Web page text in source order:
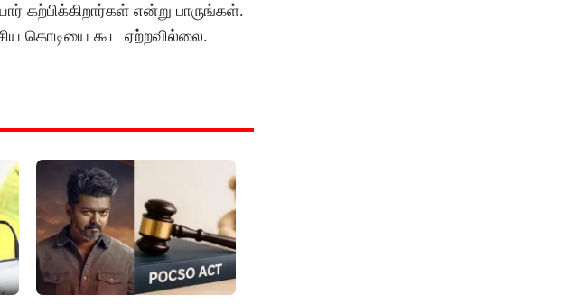
கற்பிக்கிறார்கள் என்று பாருங்கள்.
கொடியை கூட ஏற்றவில்லை.